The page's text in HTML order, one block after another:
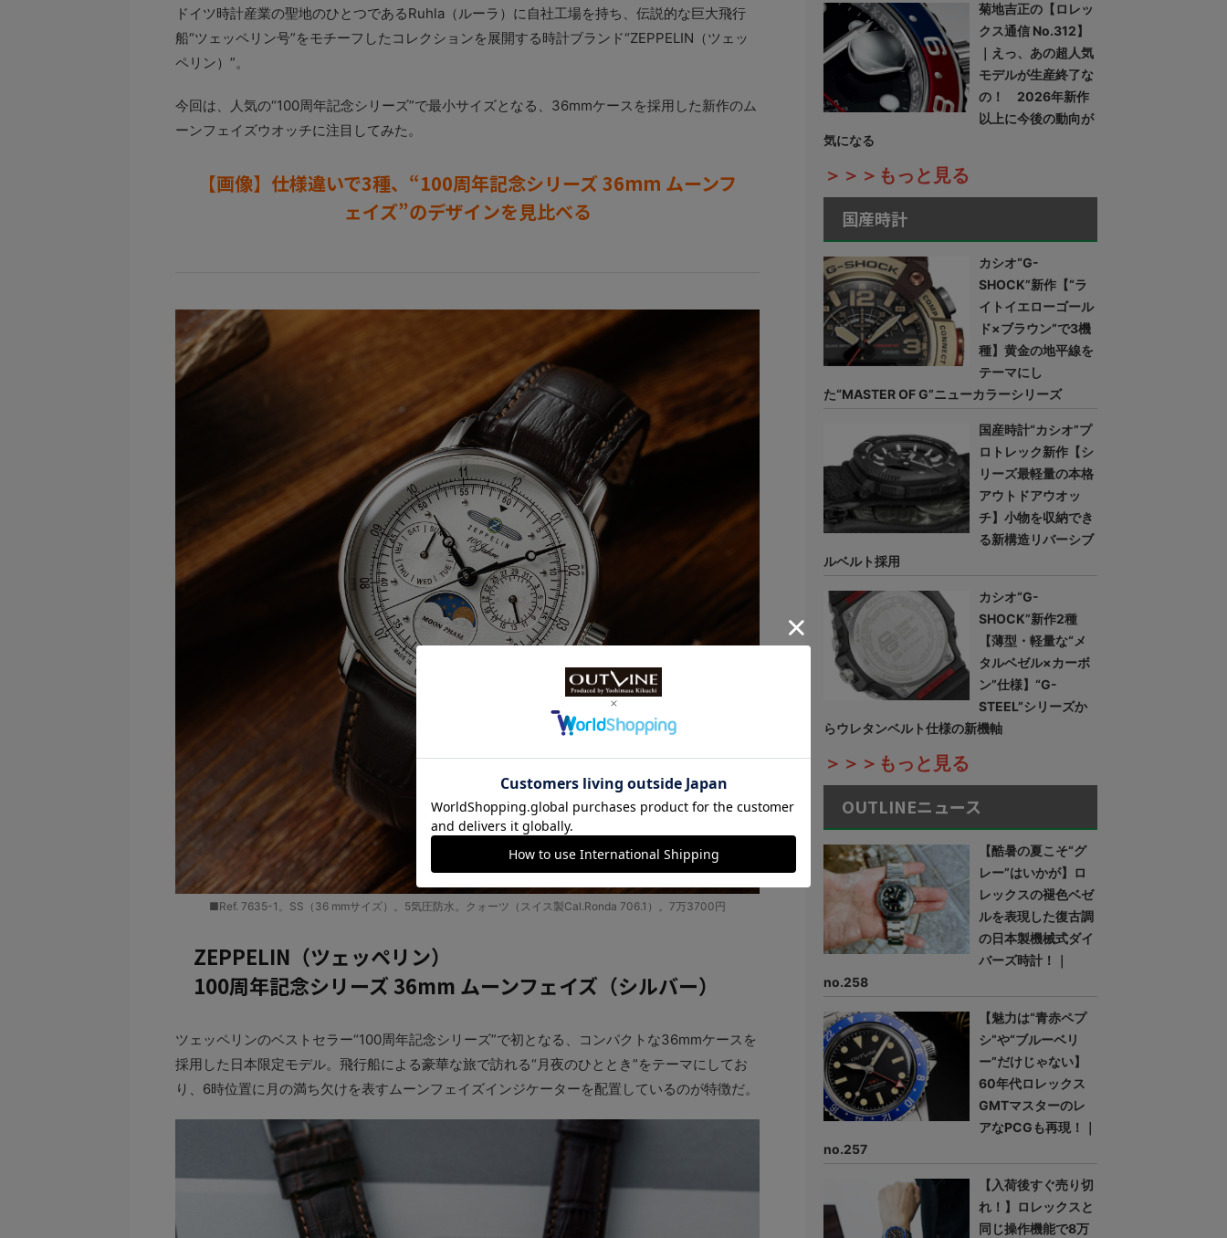
ドイツ時計産業の聖地のひとつであるRuhla（ルーラ）に自社工場を持ち、伝説的な巨大飛行
船“ツェッペリン号”をモチーフしたコレクションを展開する時計ブランド“ZEPPELIN（ツェッ
ペリン）”。
今回は、人気の“100周年記念シリーズ”で最小サイズとなる、36mmケースを採用した新作のム
ーンフェイズウオッチに注目してみた。
【画像】仕様違いで3種、“100周年記念シリーズ 36mm ムーンフ
ェイズ”のデザインを見比べる
■Ref. 7635-1。SS（36 mmサイズ）。5気圧防水。クォーツ（スイス製Cal.Ronda 706.1）。7万3700円
ZEPPELIN（ツェッペリン）
100周年記念シリーズ 36mm ムーンフェイズ（シルバー）
ツェッペリンのベストセラー“100周年記念シリーズ”で初となる、コンパクトな36mmケースを
採用した日本限定モデル。飛行船による豪華な旅で訪れる“月夜のひととき”をテーマにしてお
り、6時位置に月の満ち欠けを表すムーンフェイズインジケーターを配置しているのが特徴だ。
菊地吉正の【ロレッ
クス通信 No.312】
｜えっ、あの超人気
モデルが生産終了な
の！ 2026年新作
以上に今後の動向が
気になる
＞＞＞もっと見る
国産時計
カシオ“G-
SHOCK”新作【“ラ
イトイエローゴール
ド×ブラウン”で3機
種】黄金の地平線を
テーマにし
た“MASTER OF G”ニューカラーシリーズ
国産時計“カシオ”プ
ロトレック新作【シ
リーズ最軽量の本格
アウトドアウオッ
チ】小物を収納でき
る新構造リバーシブ
ルベルト採用
カシオ“G-
SHOCK”新作2種
【薄型・軽量な“メ
タルベゼル×カーボ
ン”仕様】“G-
STEEL”シリーズか
らウレタンベルト仕様の新機軸
＞＞＞もっと見る
OUTLINEニュース
【酷暑の夏こそ“グ
レー”はいかが】ロ
レックスの褪色ベゼ
ルを表現した復古調
の日本製機械式ダイ
バーズ時計！｜
no.258
【魅力は“青赤ペプ
シ”や“ブルーベリ
ー”だけじゃない】
60年代ロレックス
GMTマスターのレ
アなPCGも再現！｜
no.257
【入荷後すぐ売り切
れ！】ロレックスと
同じ操作機能で8万